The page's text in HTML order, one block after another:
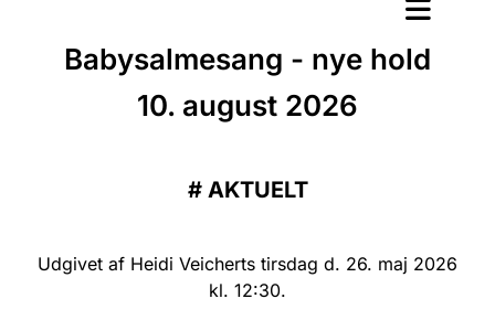
Babysalmesang - nye hold
10. august 2026
# AKTUELT
Udgivet af Heidi Veicherts tirsdag d. 26. maj 2026
kl. 12:30.